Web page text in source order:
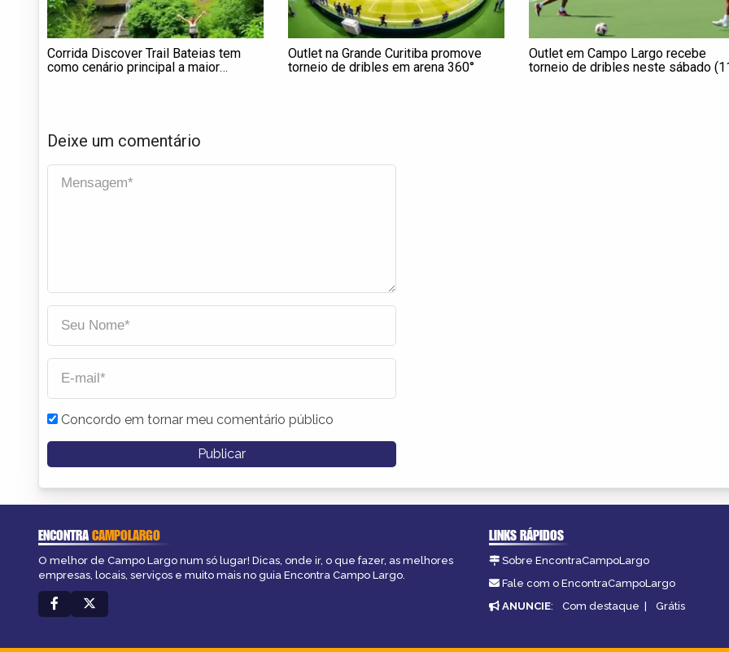
Corrida Discover Trail Bateias tem
como cenário principal a maior
Outlet na Grande Curitiba promove
torneio de dribles em arena 360°
Outlet em Campo Largo recebe
torneio de dribles neste sábado
Deixe um comentário
Concordo em tornar meu comentário público
ENCONTRACAMPOLARGO
O melhor de Campo Largo num só lugar! Dicas, onde ir, o que fazer, as melhores
empresas, locais, serviços e muito mais no guia Encontra Campo Largo.
LINKS RÁPIDOS
Sobre EncontraCampoLargo
Fale com o EncontraCampoLargo
ANUNCIE: Com destaque | Grátis